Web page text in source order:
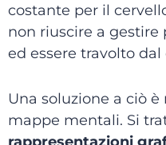
costante per il
non riuscire a
ed essere travolto dal
Una soluzione a ciò
mappe mentali. Si